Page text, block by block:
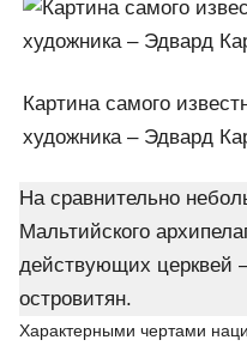
Картина самого
художника – Эдвард
На сравнительно
Мальтийского
действующих церквей
островитян.
Характерными чертами